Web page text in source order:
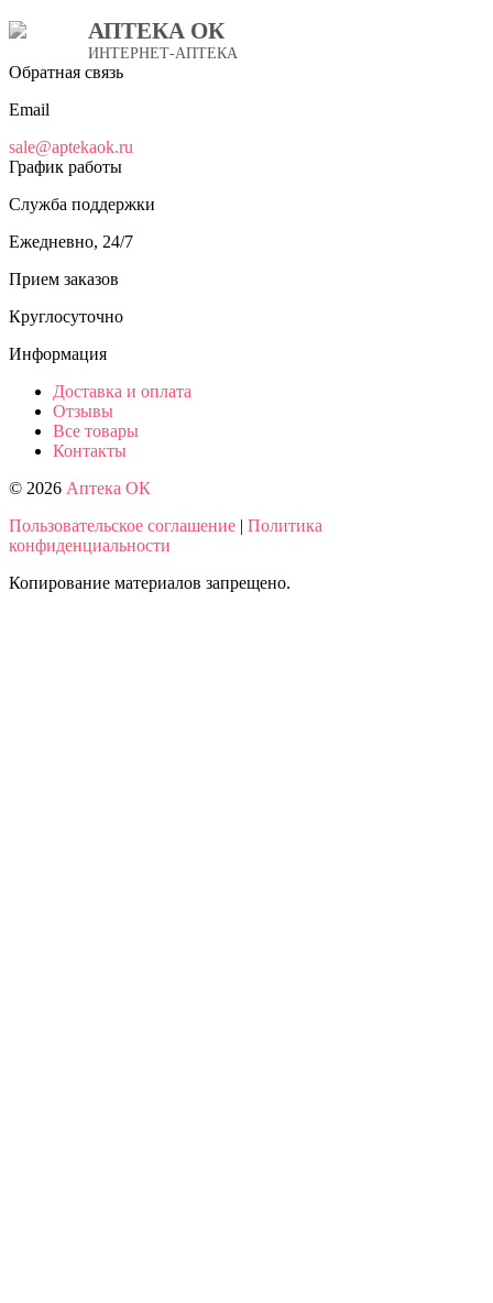
АПТЕКА ОК
ИНТЕРНЕТ-АПТЕКА
Обратная связь
Email
sale@aptekaok.ru
График работы
Служба поддержки
Ежедневно, 24/7
Прием заказов
Круглосуточно
Информация
Доставка и оплата
Отзывы
Все товары
Контакты
© 2026 Аптека ОК
Пользовательское соглашение | Политика
конфиденциальности
Копирование материалов запрещено.